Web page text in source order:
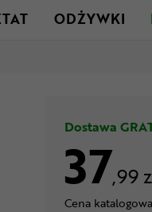
ODŻYWKI
Dostawa
37,99
Cena